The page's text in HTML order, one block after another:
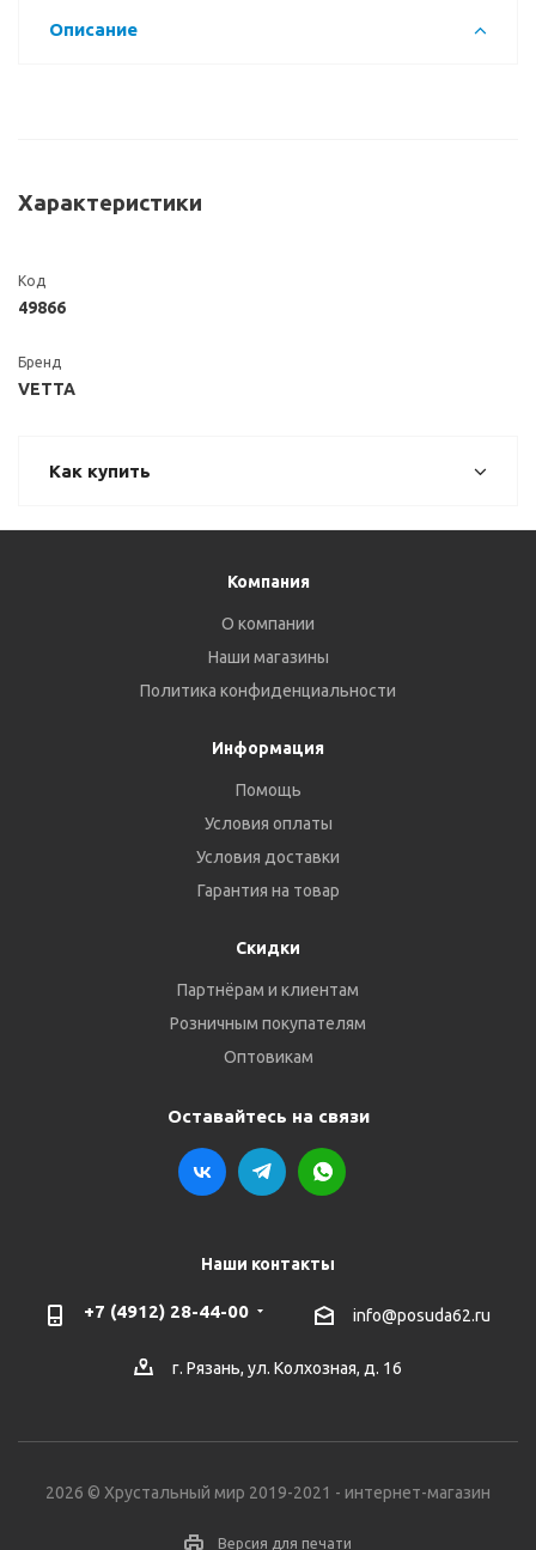
Описание
Характеристики
Код
49866
Бренд
VETTA
Как купить
Компания
О компании
Наши магазины
Политика конфиденциальности
Информация
Помощь
Условия оплаты
Условия доставки
Гарантия на товар
Скидки
Партнёрам и клиентам
Розничным покупателям
Оптовикам
Оставайтесь на связи
Наши контакты
+7 (4912) 28-44-00 info@posuda62.ru
г. Рязань, ул. Колхозная, д. 16
2026 © Хрустальный мир 2019-2021 - интернет-магазин
Версия для печати